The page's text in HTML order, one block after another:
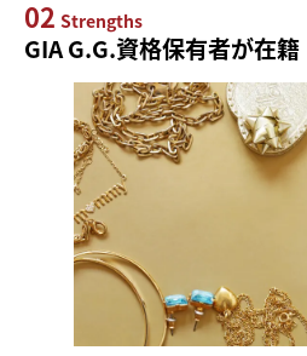
02 Strengths
GIA G.G.資格保有者が在籍